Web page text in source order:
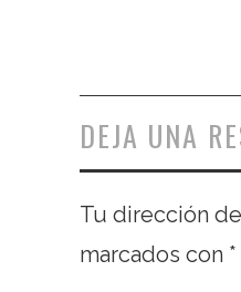
Navegación
DEJA UNA
Tu dirección
marcados con *